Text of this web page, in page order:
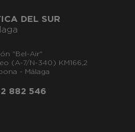
DEL SUR
"Bel-Air"
(A-7/N-340) KM166,2
- Málaga
882 546